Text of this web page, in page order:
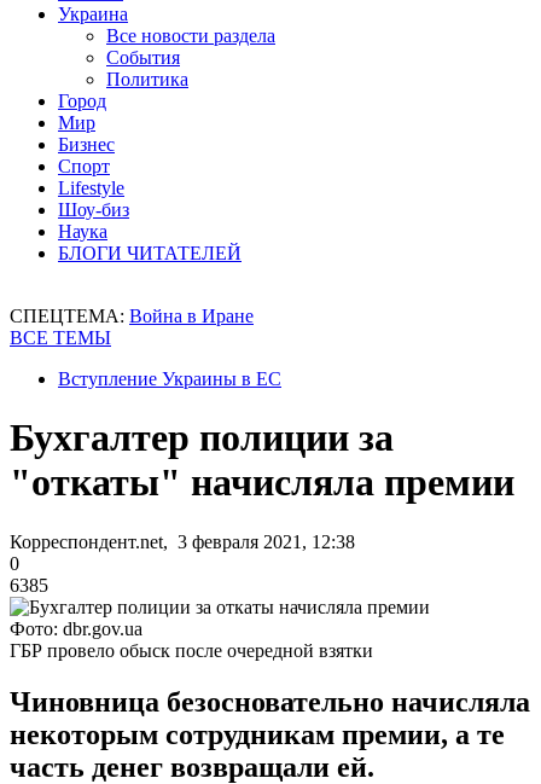
Украина
Все новости раздела
События
Политика
Город
Мир
Бизнес
Спорт
Lifestyle
Шоу-биз
Наука
БЛОГИ ЧИТАТЕЛЕЙ
СПЕЦТЕМА: Война в Иране
ВСЕ ТЕМЫ
Вступление Украины в ЕС
Бухгалтер полиции за
"откаты" начисляла премии
Корреспондент.net, 3 февраля 2021, 12:38
0
6385
Фото: dbr.gov.ua
ГБР провело обыск после очередной взятки
Чиновница безосновательно начисляла
некоторым сотрудникам премии, а те
часть денег возвращали ей.